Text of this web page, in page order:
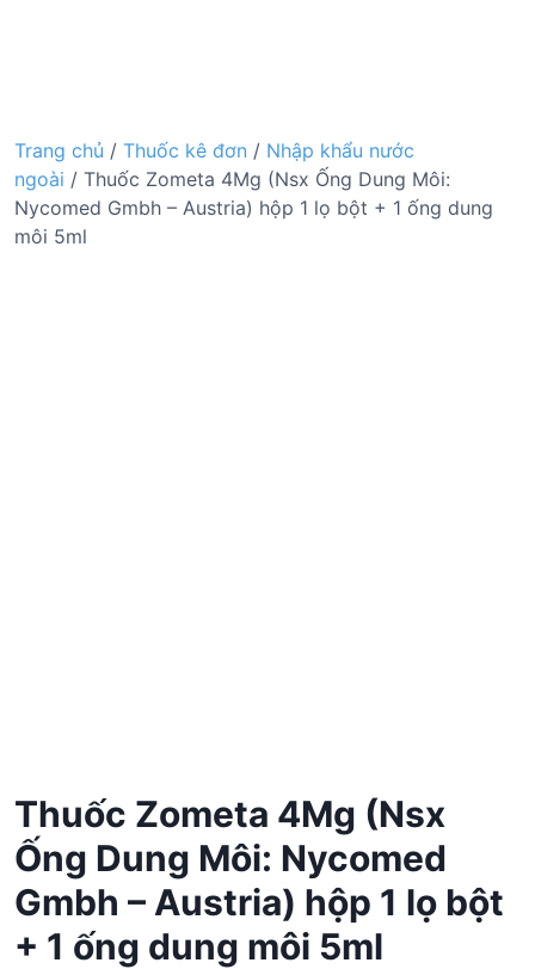
Trang chủ / Thuốc kê đơn / Nhập khẩu nước
ngoài / Thuốc Zometa 4Mg (Nsx Ống Dung Môi:
Nycomed Gmbh – Austria) hộp 1 lọ bột + 1 ống dung
môi 5ml
Thuốc Zometa 4Mg (Nsx
Ống Dung Môi: Nycomed
Gmbh – Austria) hộp 1 lọ bột
+ 1 ống dung môi 5ml